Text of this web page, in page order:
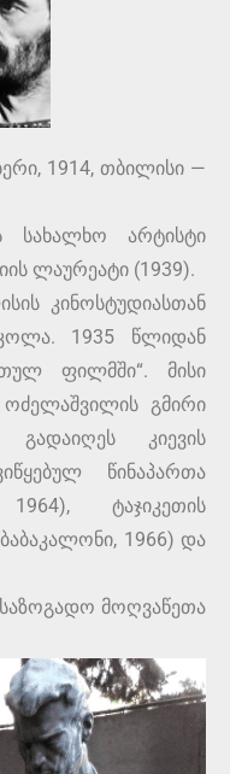
1914, თბილისი —
სახალხო არტისტი
ლაურეატი (1939).
კინოსტუდიასთან
1935 წლიდან
ფილმში“. მისი
გმირი
კიევის
წინაპართა
ტაჯიკეთის
1966) და
მოღვაწეთა